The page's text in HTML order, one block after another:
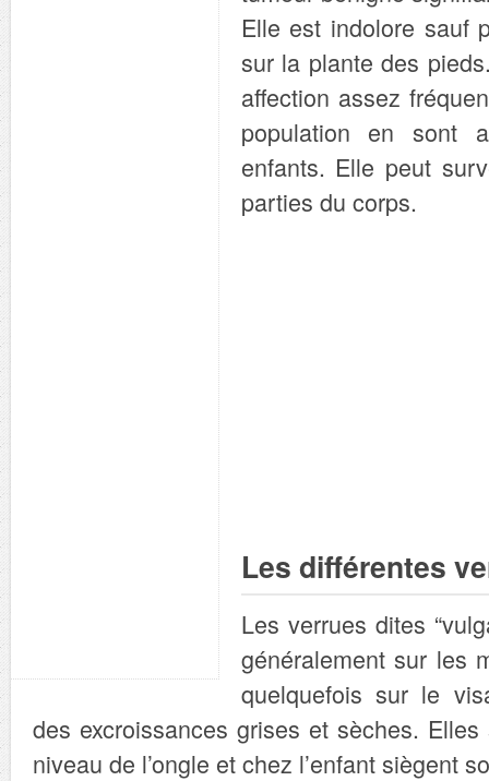
Elle est indolore sauf
sur la plante des
affection assez
population en sont
enfants. Elle peut
parties du corps.
Les différentes
Les verrues dites
généralement sur les
quelquefois sur le
des excroissances grises et sèches.
niveau de l’ongle et chez l’enfant siègent